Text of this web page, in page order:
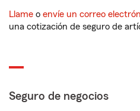
Llame o envíe un correo
una cotización de seguro de
Seguro de negocios